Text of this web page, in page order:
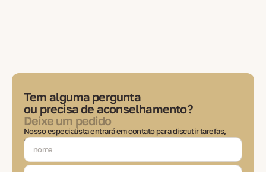
Tem alguma pergunta
ou precisa de aconselhamento?
Deixe um pedido
Nosso especialista entrará em contato para discutir tarefas,
escolher soluções e manter contato em cada etapa da
transação.